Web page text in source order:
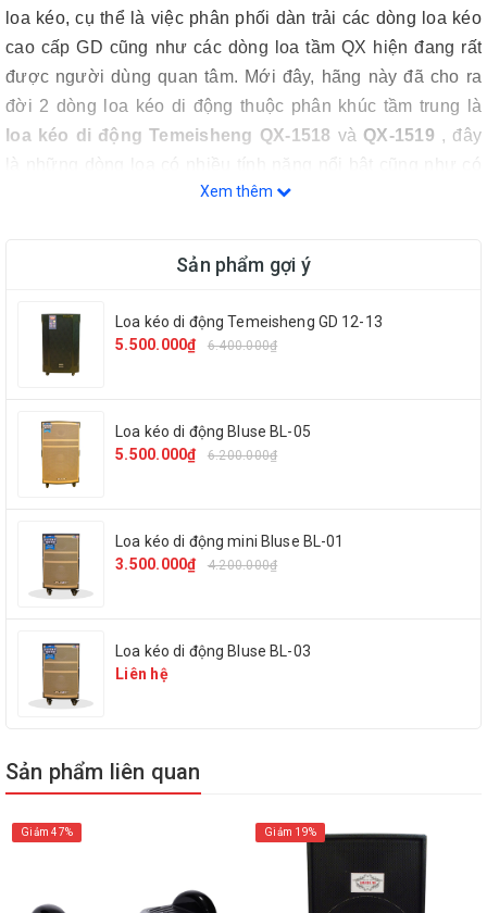
loa kéo, cụ thể là việc phân phối dàn trải các dòng loa kéo
cao cấp GD cũng như các dòng loa tầm QX hiện đang rất
được người dùng quan tâm. Mới đây, hãng này đã cho ra
đời 2 dòng loa kéo di động thuộc phân khúc tầm trung là
loa kéo di động Temeisheng QX-1518 và QX-1519 , đây
là những dòng loa có nhiều tính năng nổi bật cũng như có
Model:Temeisheng QX-1518
Phụ kiện : 2 micro không dây, 1 sạc, 1 remote
Công suất tối đa : 600W
Bass : 35 cm
Equalizer chỉnh tay : Không
Xem thêm
Sản phẩm gợi ý
Loa kéo di động Temeisheng GD 12-13
5.500.000₫
6.400.000₫
Loa kéo di động Bluse BL-05
5.500.000₫
6.200.000₫
Loa kéo di động mini Bluse BL-01
3.500.000₫
4.200.000₫
Loa kéo di động Bluse BL-03
Liên hệ
Sản phẩm liên quan
Giảm 47% Giảm 19%